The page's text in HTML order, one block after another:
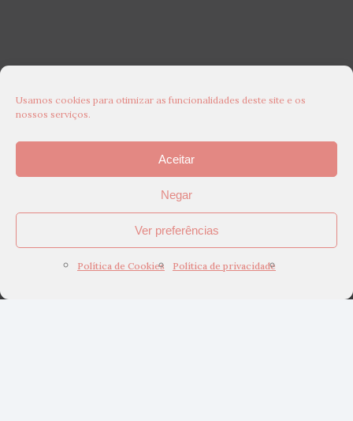
Usamos cookies para otimizar as funcionalidades deste site e os
nossos serviços.
Aceitar
Negar
Ver preferências
Política de Cookies Política de privacidade